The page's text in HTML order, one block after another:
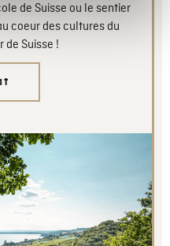
de Suisse ou le sentier
coeur des cultures du
de Suisse !